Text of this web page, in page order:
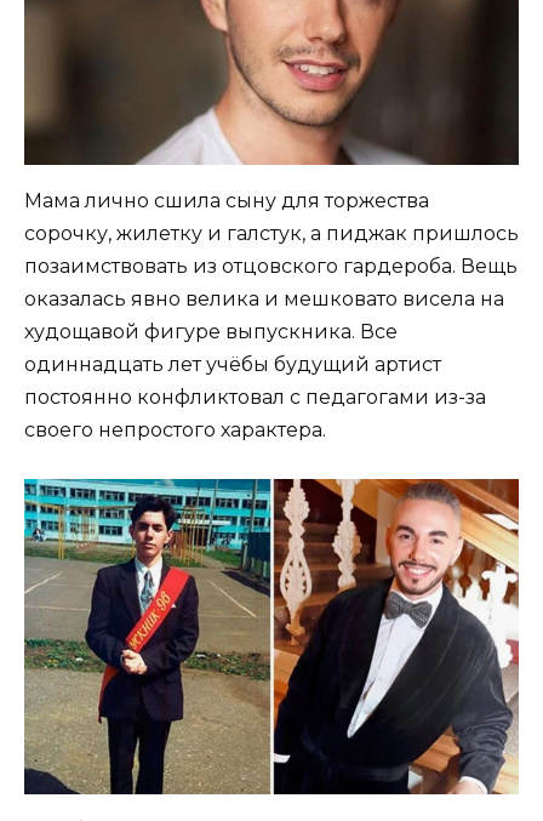
Мама лично сшила сыну для торжества
сорочку, жилетку и галстук, а пиджак пришлось
позаимствовать из отцовского гардероба. Вещь
оказалась явно велика и мешковато висела на
худощавой фигуре выпускника. Все
одиннадцать лет учёбы будущий артист
постоянно конфликтовал с педагогами из-за
своего непростого характера.